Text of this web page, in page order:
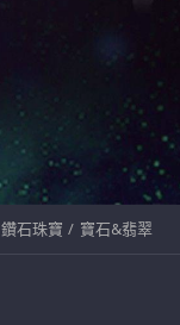
鑽石珠寶 寶石&翡翠